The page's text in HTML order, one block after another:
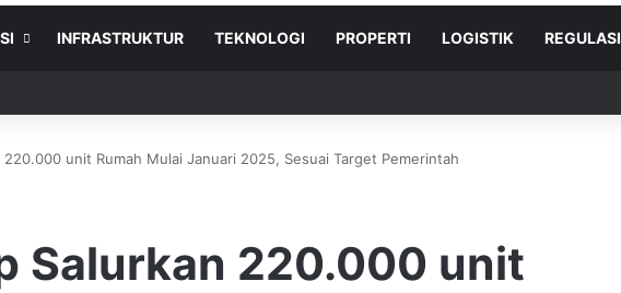
INFRASTRUKTUR TEKNOLOGI PROPERTI LOGISTIK REGULASI
220.000 unit Rumah Mulai Januari 2025, Sesuai Target Pemerintah
Salurkan 220.000 unit